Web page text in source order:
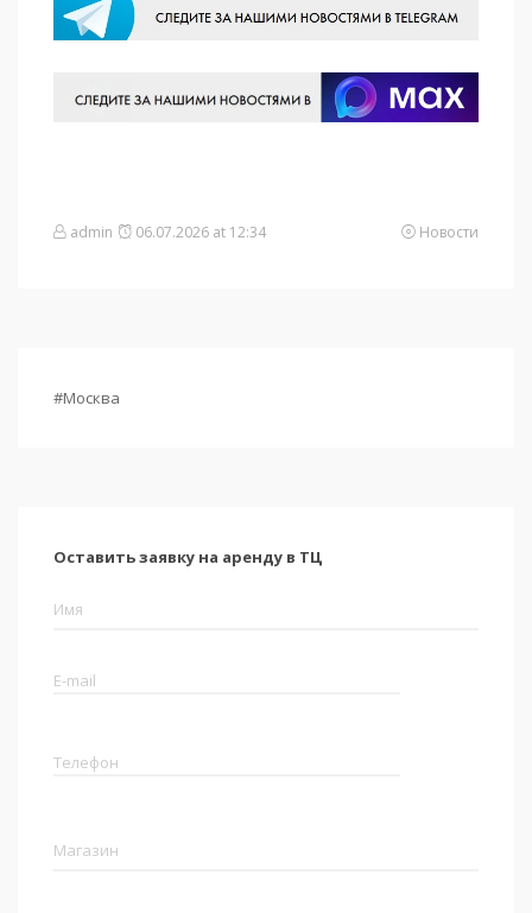
admin 06.07.2026 at 12:34 Новости
#Москва
Оставить заявку на аренду в ТЦ